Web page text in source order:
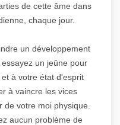
de cette âme dans
chaque jour.
un développement
un jeûne pour
à votre état d'esprit
à vaincre les vices
votre moi physique.
aucun problème de